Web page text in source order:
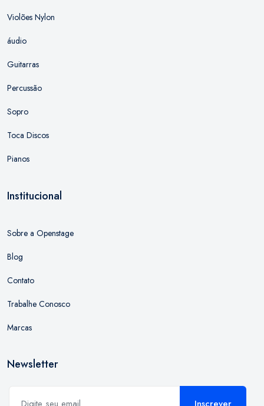
Violões Nylon
áudio
Guitarras
Percussão
Sopro
Toca Discos
Pianos
Institucional
Sobre a Openstage
Blog
Contato
Trabalhe Conosco
Marcas
Newsletter